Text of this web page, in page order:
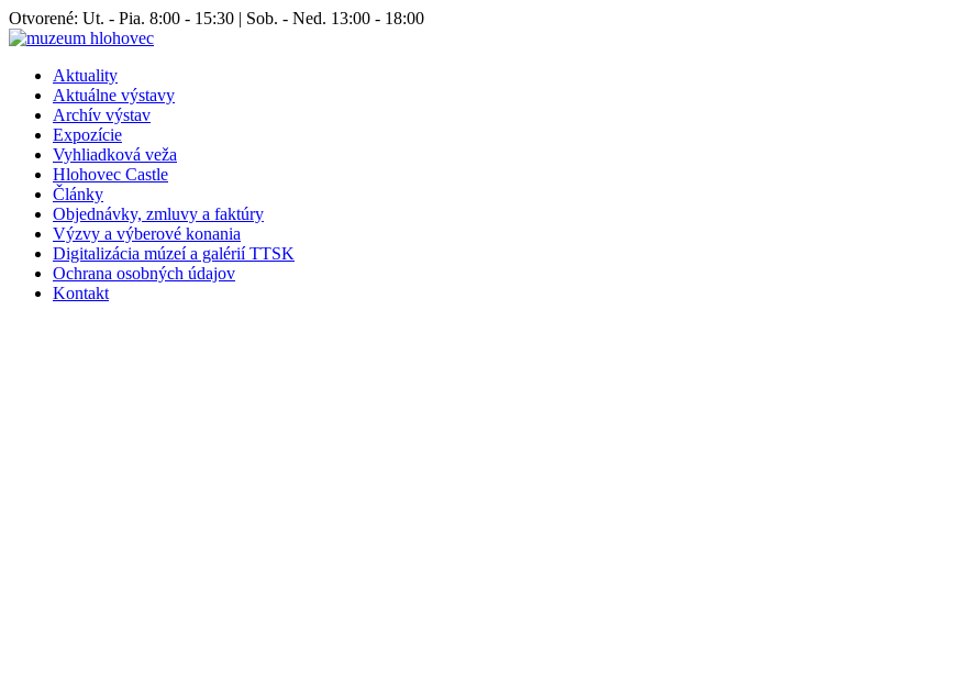
Otvorené: Ut. - Pia. 8:00 - 15:30 | Sob. - Ned. 13:00 - 18:00
Aktuality
Aktuálne výstavy
Archív výstav
Expozície
Vyhliadková veža
Hlohovec Castle
Články
Objednávky, zmluvy a faktúry
Výzvy a výberové konania
Digitalizácia múzeí a galérií TTSK
Ochrana osobných údajov
Kontakt